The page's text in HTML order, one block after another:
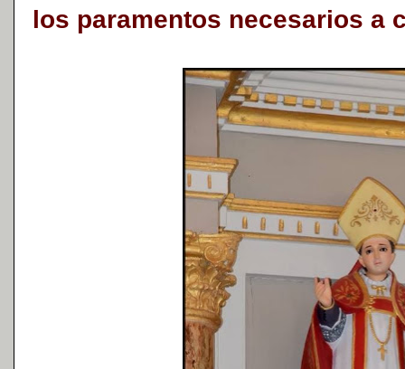
los paramentos necesarios a